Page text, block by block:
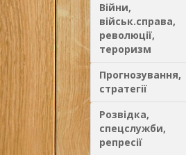
Війни,
військ.справа,
революції,
тероризм
Прогнозування,
стратегії
Розвідка,
спецслужби,
репресії